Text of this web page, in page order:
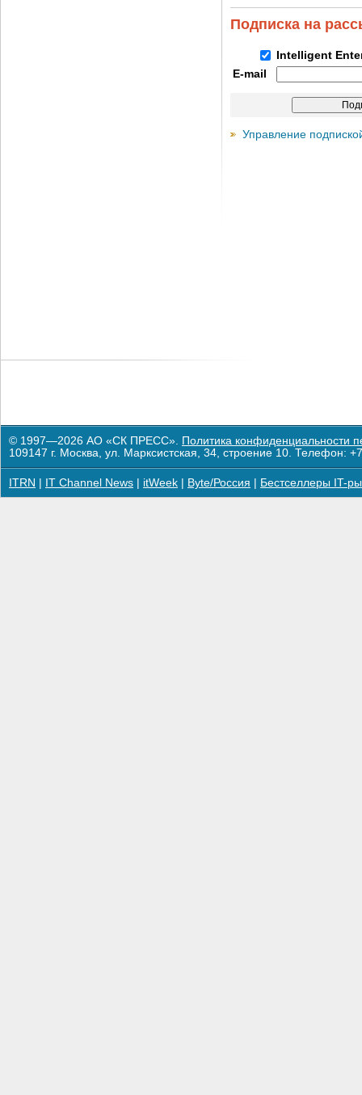
Подписка на
Intelligent
E-mail
Управление
© 1997—2026 АО «СК ПРЕСС». Политика конфиденциальности
109147 г. Москва, ул. Марксистская, 34, строение 10. Телефон:
ITRN IT Channel News itWeek Byte/Россия Бестселлеры IT-